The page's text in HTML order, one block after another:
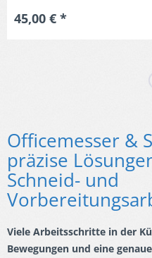
45,00 € *
Officemesser &
präzise
Schneid- und
Viele Arbeitsschritte in der
Bewegungen und eine